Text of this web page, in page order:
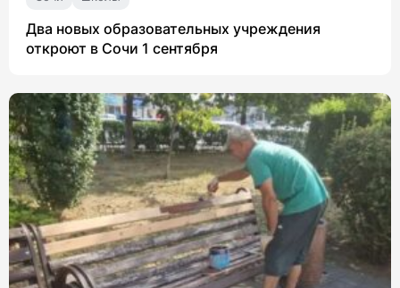
Два новых образовательных учреждения
откроют в Сочи 1 сентября